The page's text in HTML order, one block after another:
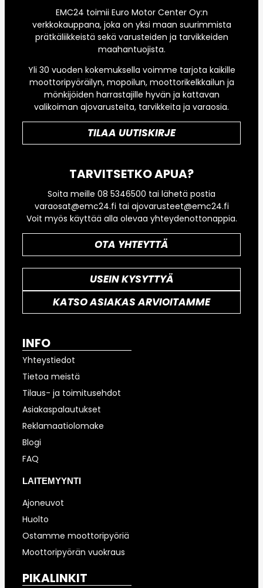
EMC24 toimii Euro Motor Center Oy:n
verkkokauppana, joka on yksi maan suurimmista
prätkäliikkeistä sekä varusteiden ja tarvikkeiden
maahantuojista.
Yli 30 vuoden kokemuksella voimme tarjota kaikille
moottoripyöräilyn, mopoilun, moottorikelkkailun ja
mönkijöiden harrastajille hyvän ja kattavan
valikoiman ajovarusteita, tarvikkeita ja varaosia.
TILAA UUTISKIRJE
TARVITSETKO APUA?
Soita meille 08 5346500 tai lähetä postia
varaosat@emc24.fi tai ajovarusteet@emc24.fi
Voit myös käyttää alla olevaa yhteydenottonappia.
OTA YHTEYTTÄ
USEIN KYSYTTYÄ
KATSO ASIAKAS ARVIOITAMME
INFO
Yhteystiedot
Tietoa meistä
Tilaus- ja toimitusehdot
Asiakaspalautukset
Reklamaatiolomake
Blogi
FAQ
LAITEMYYNTI
Ajoneuvot
Huolto
Ostamme moottoripyöriä
Moottoripyörän vuokraus
PIKALINKIT